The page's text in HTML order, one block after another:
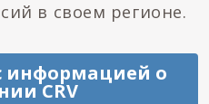
в своем регионе.
информацией о
CRV